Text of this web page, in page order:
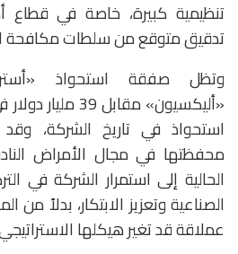
تنظيمية كبيرة، خاصة في قطاع
تدقيق متوقع من سلطات مكافحة
وتظل صفقة استحواذ
استحواذ في تاريخ الشركة،
محفظتها في مجال الأمراض
الحالية إلى استمرار الشركة في
الصناعية وتعزيز الابتكار، بدلاً
عملاقة قد تغير هيكلها